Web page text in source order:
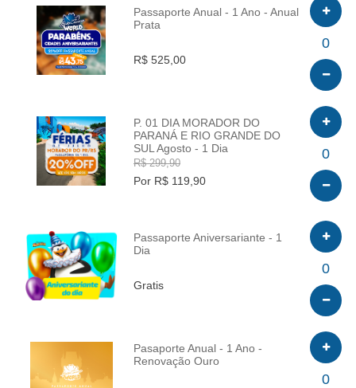
INFO
Passaporte Anual - 1 Ano - Anual
Prata
R$ 525,00
0
INFO
P. 01 DIA MORADOR DO
PARANÁ E RIO GRANDE DO
SUL Agosto - 1 Dia
R$ 299,90
Por R$ 119,90
0
INFO
Passaporte Aniversariante - 1
Dia
Gratis
0
INFO
Pasaporte Anual - 1 Ano -
Renovação Ouro
0